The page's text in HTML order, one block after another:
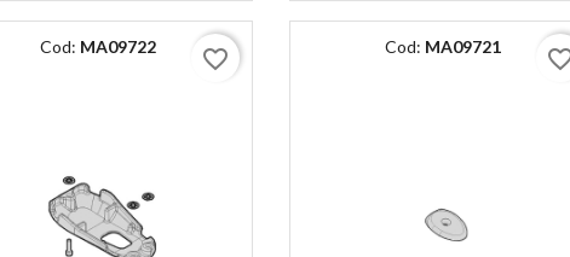
Cod: MA09722 favorite_border Cod: MA09721